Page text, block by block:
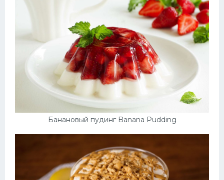
Банановый пудинг Banana Pudding